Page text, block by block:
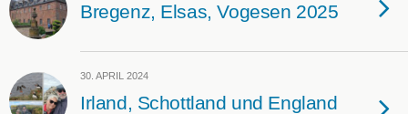
Bregenz, Elsas, Vogesen 2025
30. APRIL 2024
Irland, Schottland und England